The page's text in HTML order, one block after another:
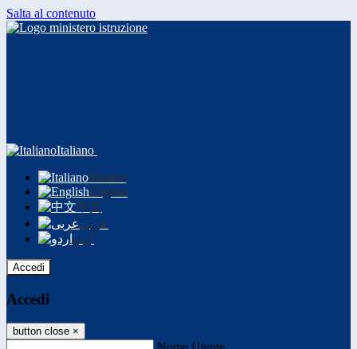
Salta al contenuto
Italiano
Italiano
English
中文
عربى
اردو
Accedi
Accedi
button close ×